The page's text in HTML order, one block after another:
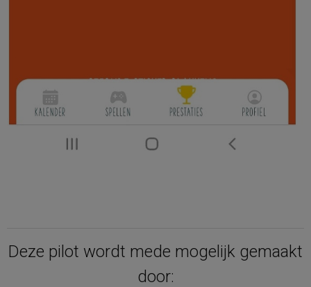
Deze pilot wordt mede mogelijk gemaakt
door: